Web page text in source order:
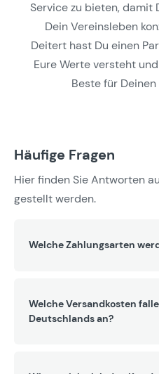
Service zu bieten, damit
Dein Vereinsleben
Deitert hast Du einen
Eure Werte versteht
Beste für
Häufige Fragen
Hier finden Sie Antworten
gestellt werden.
Welche Zahlungsarten
Welche Versandkosten
Deutschlands an?